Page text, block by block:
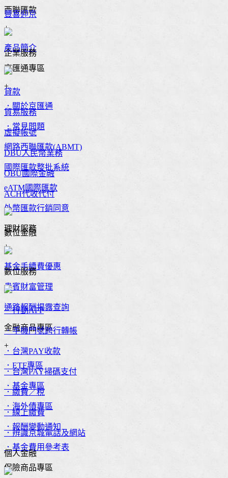
豐喜迎京
企業服務
貸款
貿易服務
虛擬帳號
DBU人民幣業務
OBU國際金融
ACH代收代付
數位金融
數位服務
．行動APP
．手機門號跨行轉帳
．台灣PAY收款
．台灣PAY掃碼支付
．繳費／稅
．線上繳費
．辨識京城電話及網站
個人金融
西聯匯款
+
產品簡介
京匯通專區
+
．關於京匯通
．常見問題
網路西聯匯款(ABMT)
國際匯款整批系統
eATM國際匯款
外幣匯款行銷同意
理財服務
+
基金手續費優惠
貴賓財富管理
通路報酬揭露查詢
金融商品專區
+
．ETF專區
．基金專區
．海外債專區
．報酬變動通知
．基金費用參考表
保險商品專區